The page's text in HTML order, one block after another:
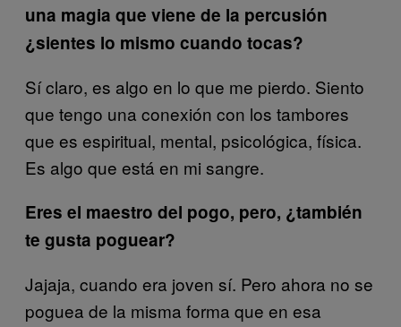
una magia que viene de la percusión
¿sientes lo mismo cuando tocas?
Sí claro, es algo en lo que me pierdo. Siento
que tengo una conexión con los tambores
que es espiritual, mental, psicológica, física.
Es algo que está en mi sangre.
Eres el maestro del pogo, pero, ¿también
te gusta poguear?
Jajaja, cuando era joven sí. Pero ahora no se
poguea de la misma forma que en esa